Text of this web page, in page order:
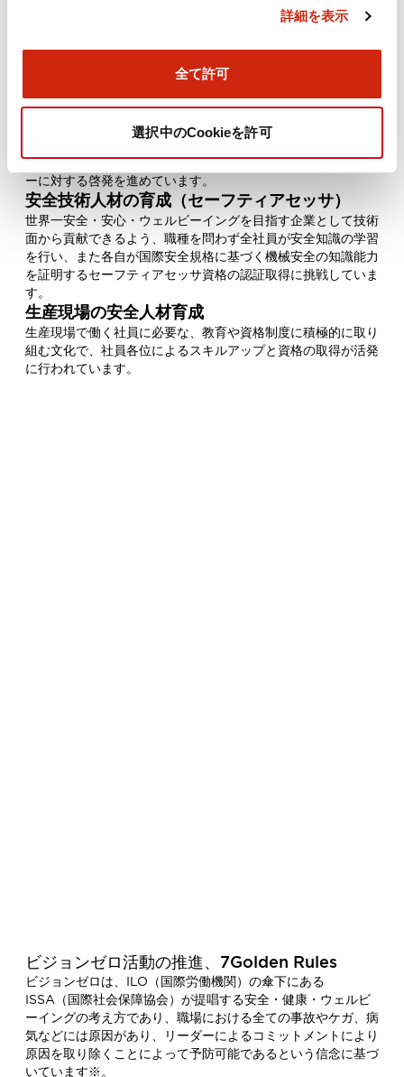
詳細を表示
全て許可
選択中のCookieを許可
向けたコンサルティングや、協調安全（Safety2.0）に
【Human】 安全人材の育成を通じて職場
の安全をより高いレベルへ
安全マネジメント人材の育成（セーフティオフ
安全な職場環境の実現は、マネジメント層の理解が必要です。
セーフティオフィサ制度は、安全に対する知識の保有や理解の
確認を目的とした要員教育認証システムであり、IDECでは経
営層も認証を取得しているほか、顧客を含めたステークホルダ
ーに対する啓発を進めています。
安全技術人材の育成（セーフティアセッサ）
世界一安全・安心・ウェルビーイングを目指す企業として技術
面から貢献できるよう、職種を問わず全社員が安全知識の学習
を行い、また各自が国際安全規格に基づく機械安全の知識能力
を証明するセーフティアセッサ資格の認証取得に挑戦していま
す。
生産現場の安全人材育成
生産現場で働く社員に必要な、教育や資格制度に積極的に取り
組む文化で、社員各位によるスキルアップと資格の取得が活発
に行われています。
2025年度末現在、グローバル16拠点のうち9拠点が
ISO45001認証を取得しており、2027年度までに全生
産拠点での取得（100％）を目指しています。
ビジョンゼロ活動の推進、7Golden Rules
ビジョンゼロは、ILO（国際労働機関）の傘下にある
ISSA（国際社会保障協会）が提唱する安全・健康・ウェルビ
ーイングの考え方であり、職場における全ての事故やケガ、病
気などには原因があり、リーダーによるコミットメントにより
原因を取り除くことによって予防可能であるという信念に基づ
いています※。